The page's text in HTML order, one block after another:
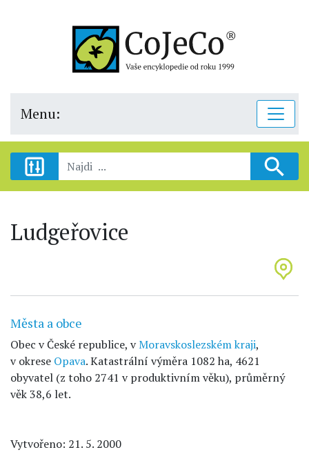
Menu:
Ludgeřovice
Města a obce
Obec v České republice, vMoravskoslezském kraji,
v okrese Opava. Katastrální výměra 1082 ha, 4621
obyvatel (z toho 2741 v produktivním věku), průměrný
věk 38,6 let.
Vytvořeno: 21. 5. 2000